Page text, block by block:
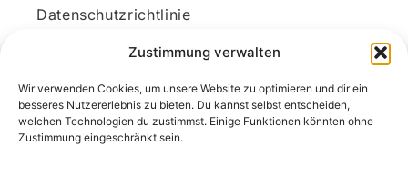
Zustimmung verwalten
Wir verwenden Cookies, um unsere Website zu optimieren und dir ein
besseres Nutzererlebnis zu bieten. Du kannst selbst entscheiden,
welchen Technologien du zustimmst. Einige Funktionen könnten ohne
Zustimmung eingeschränkt sein.
Datenschutzrichtlinie
Kundenkonto
Unsere Kontaktdaten
E-Mail: kontakt@docanonym.com